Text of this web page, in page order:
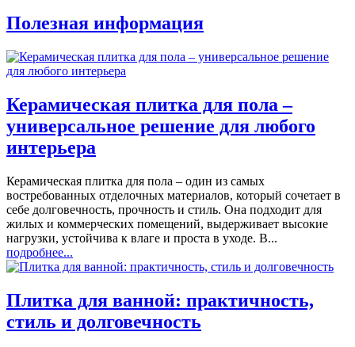
Полезная информация
Керамическая плитка для пола –
универсальное решение для любого
интерьера
Керамическая плитка для пола – один из самых
востребованных отделочных материалов, который сочетает в
себе долговечность, прочность и стиль. Она подходит для
жилых и коммерческих помещений, выдерживает высокие
нагрузки, устойчива к влаге и проста в уходе. В...
подробнее...
Плитка для ванной: практичность,
стиль и долговечность